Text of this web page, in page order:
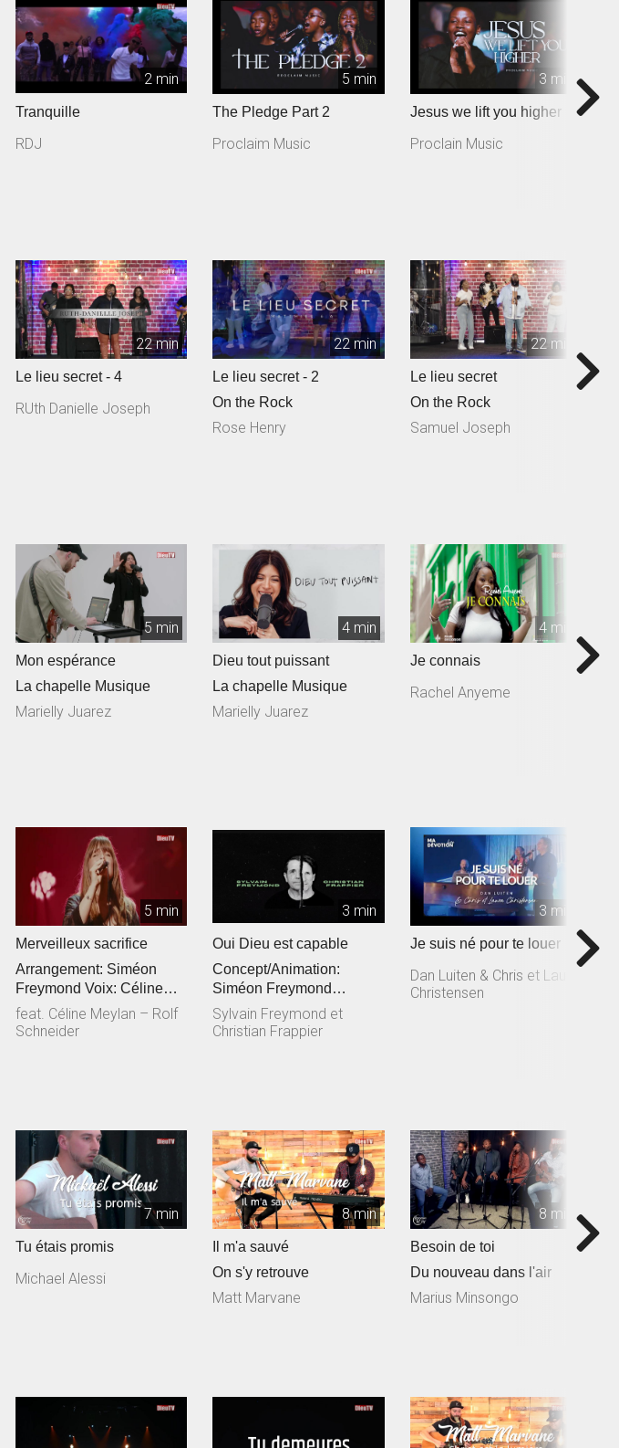
2 min
Tranquille
RDJ
5 min
The Pledge Part 2
Proclaim Music
3 min
Jesus we lift you higher
Proclain Music
22 min
Le lieu secret - 4
RUth Danielle Joseph
22 min
Le lieu secret - 2
On the Rock
Rose Henry
22 min
Le lieu secret
On the Rock
Samuel Joseph
5 min
Mon espérance
La chapelle Musique
Marielly Juarez
4 min
Dieu tout puissant
La chapelle Musique
Marielly Juarez
4 min
Je connais
Rachel Anyeme
5 min
Merveilleux sacrifice
Arrangement: Siméon
Freymond Voix: Céline
Meylan Guitare
acoustique: Rolf Sc...
feat. Céline Meylan – Rolf
Schneider
3 min
Oui Dieu est capable
Concept/Animation:
Siméon Freymond
Composition: Sylvain
Freymond en collaborat...
Sylvain Freymond et
Christian Frappier
3 min
Je suis né pour te louer
Dan Luiten & Chris et Laura
Christensen
7 min
Tu étais promis
Michael Alessi
8 min
Il m'a sauvé
On s'y retrouve
Matt Marvane
8 min
Besoin de toi
Du nouveau dans l'air
Marius Minsongo